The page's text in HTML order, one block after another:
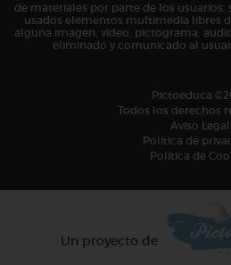
de materiales por parte de los usuarios,
usados elementos multimedia libres
alguna imagen, vídeo, pictograma,
eliminado y comunicado al
Pictoeduca
Todos los derechos
Aviso Legal
Política de
Política de
Un proyecto de